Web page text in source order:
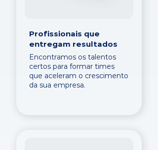
Profissionais que
entregam resultados
Encontramos os talentos
certos para formar times
que aceleram o crescimento
da sua empresa.